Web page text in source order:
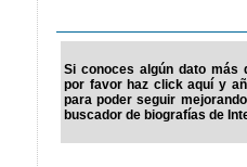
Si conoces algún dato más
por favor haz click aquí y
para poder seguir
buscador de biografías de